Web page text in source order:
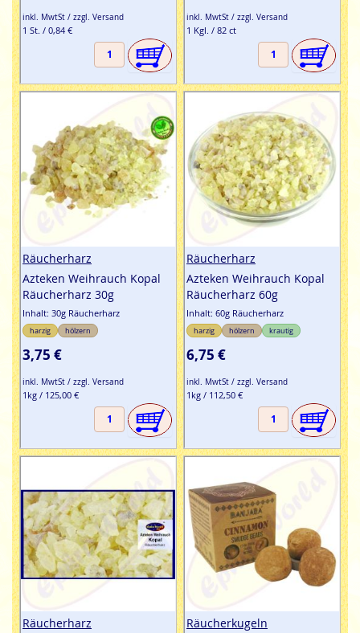
inkl. MwtSt / zzgl. Versand
1 St. / 0,84 €
inkl. MwtSt / zzgl. Versand
1 Kgl. / 82 ct
Räucherharz
Azteken Weihrauch Kopal
Räucherharz 30g
Inhalt: 30g Räucherharz
harzig hölzern
3,75 €
inkl. MwtSt / zzgl. Versand
1kg / 125,00 €
Räucherharz
Azteken Weihrauch Kopal
Räucherharz 60g
Inhalt: 60g Räucherharz
harzig hölzern krautig
6,75 €
inkl. MwtSt / zzgl. Versand
1kg / 112,50 €
Räucherharz
Räucherkugeln